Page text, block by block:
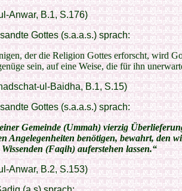
Anwar, B.1, S.176)
Gottes (s.a.a.s.) sprach:
der die Religion Gottes erforscht, wird
sein, auf eine Weise, die für ihn
ul-Baidha, B.1, S.15)
Gottes (s.a.a.s.) sprach:
Gemeinde (Ummah) vierzig
Angelegenheiten benötigen, bewahrt, den
(Faqih) auferstehen lassen.“
Anwar, B.2, S.153)